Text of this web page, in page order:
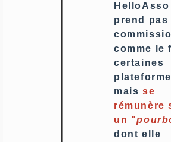
HelloAsso
prend pas
comme le
certaines
mais se
rémunère
un "
dont elle